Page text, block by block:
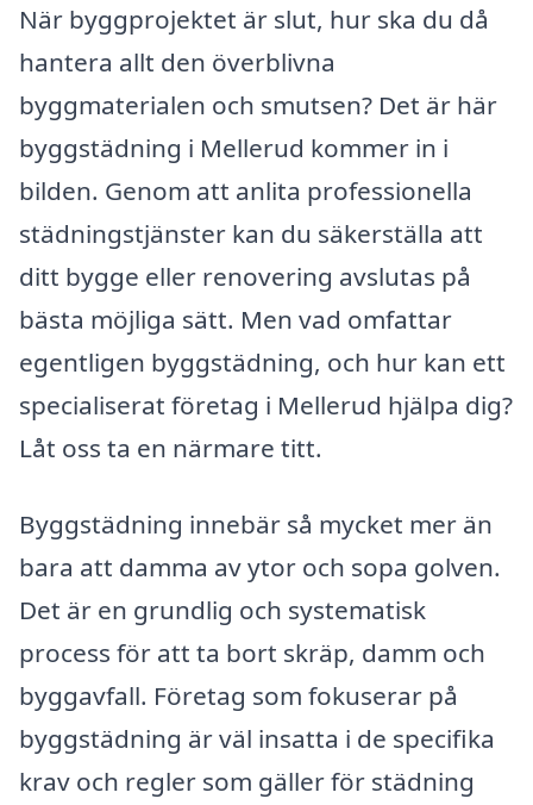
När byggprojektet är slut, hur ska du då
hantera allt den överblivna
byggmaterialen och smutsen? Det är här
byggstädning i Mellerud kommer in i
bilden. Genom att anlita professionella
städningstjänster kan du säkerställa att
ditt bygge eller renovering avslutas på
bästa möjliga sätt. Men vad omfattar
egentligen byggstädning, och hur kan ett
specialiserat företag i Mellerud hjälpa dig?
Låt oss ta en närmare titt.
Byggstädning innebär så mycket mer än
bara att damma av ytor och sopa golven.
Det är en grundlig och systematisk
process för att ta bort skräp, damm och
byggavfall. Företag som fokuserar på
byggstädning är väl insatta i de specifika
krav och regler som gäller för städning